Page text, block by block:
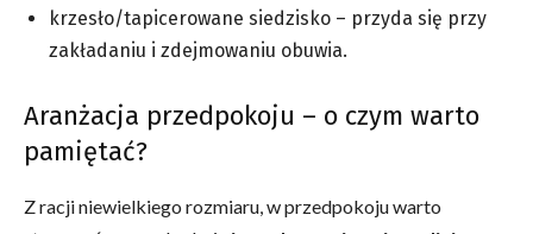
krzesło/tapicerowane siedzisko – przyda się przy
zakładaniu i zdejmowaniu obuwia.
Aranżacja przedpokoju – o czym warto
pamiętać?
Z racji niewielkiego rozmiaru, w przedpokoju warto